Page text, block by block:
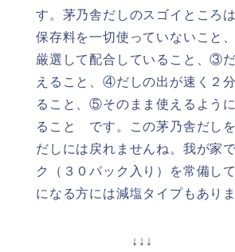
す。茅乃舎だしのスゴイところ
保存料を一切使っていないこと
厳選して配合していること、③
えること、④だしの出が速く２
ること、⑤そのまま使えるよう
ること です。この茅乃舎だし
だしには戻れませんね。我が家
ク（３０パック入り）を常備し
になる方には減塩タイプもありま
↓↓↓